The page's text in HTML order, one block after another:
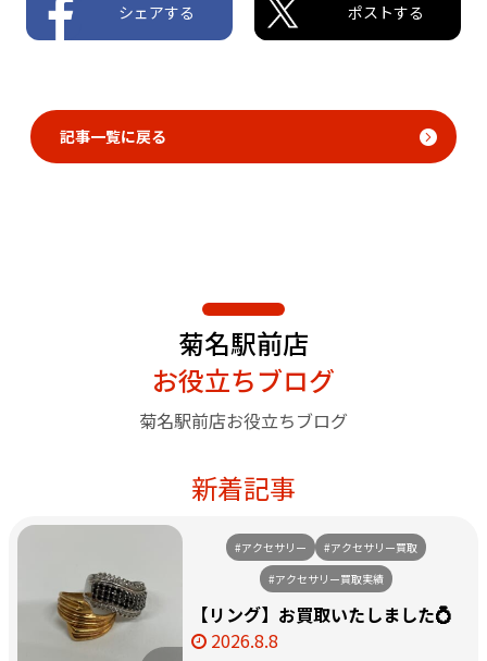
シェアする ポストする
記事一覧に戻る
菊名駅前店
お役立ちブログ
菊名駅前店お役立ちブログ
新着記事
#アクセサリー
#アクセサリー買取
#アクセサリー買取実績
【リング】お買取いたしました💍
2026.8.8